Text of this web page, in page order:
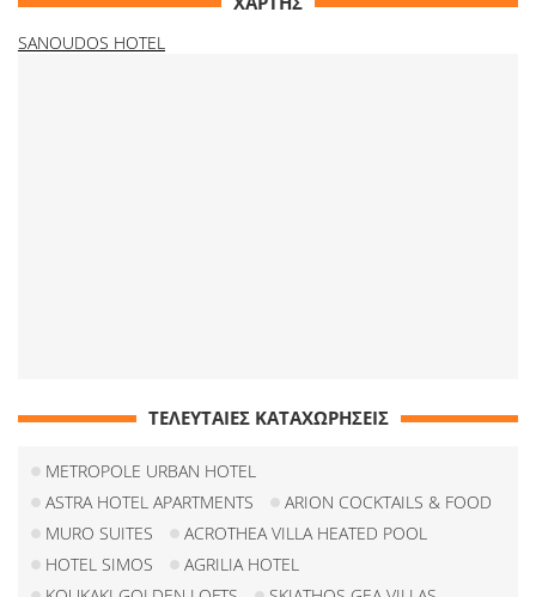
SANOUDOS HOTEL
ΤΕΛΕΥΤΑΙΕΣ ΚΑΤΑΧΩΡΗΣΕΙΣ
METROPOLE URBAN HOTEL
ASTRA HOTEL APARTMENTS
ARION COCKTAILS & FOOD
MURO SUITES
ACROTHEA VILLA HEATED POOL
HOTEL SIMOS
AGRILIA HOTEL